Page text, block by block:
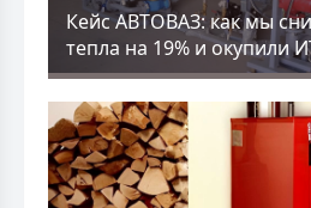
Кейс АВТОВАЗ: как мы
тепла на 19% и окупили